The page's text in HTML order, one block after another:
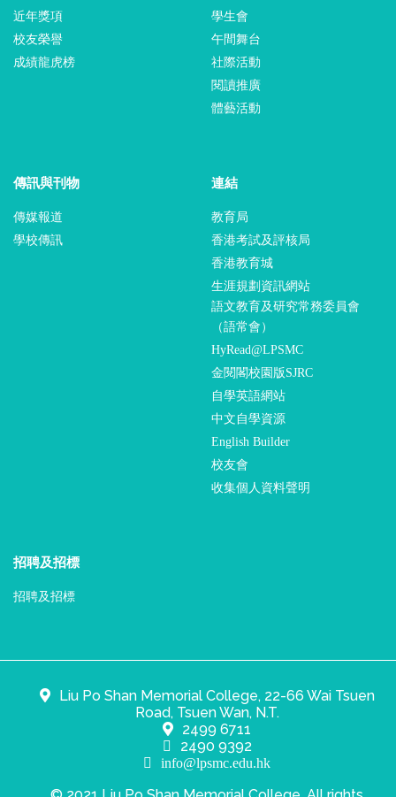
近年獎項
校友榮譽
成績龍虎榜
學生會
午間舞台
社際活動
閱讀推廣
體藝活動
傳訊與刊物
傳媒報道
學校傳訊
連結
教育局
香港考試及評核局
香港教育城
生涯規劃資訊網站
語文教育及研究常務委員會
（語常會）
HyRead@LPSMC
金閱閣校園版SJRC
自學英語網站
中文自學資源
English Builder
校友會
收集個人資料聲明
招聘及招標
招聘及招標
Liu Po Shan Memorial College, 22-66 Wai Tsuen
Road, Tsuen Wan, N.T.
2499 6711
2490 9392
info@lpsmc.edu.hk